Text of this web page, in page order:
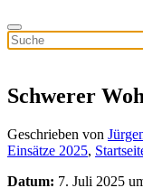
Schwerer
Geschrieben von
Einsätze 2025,
Datum: 7. Juli 2025